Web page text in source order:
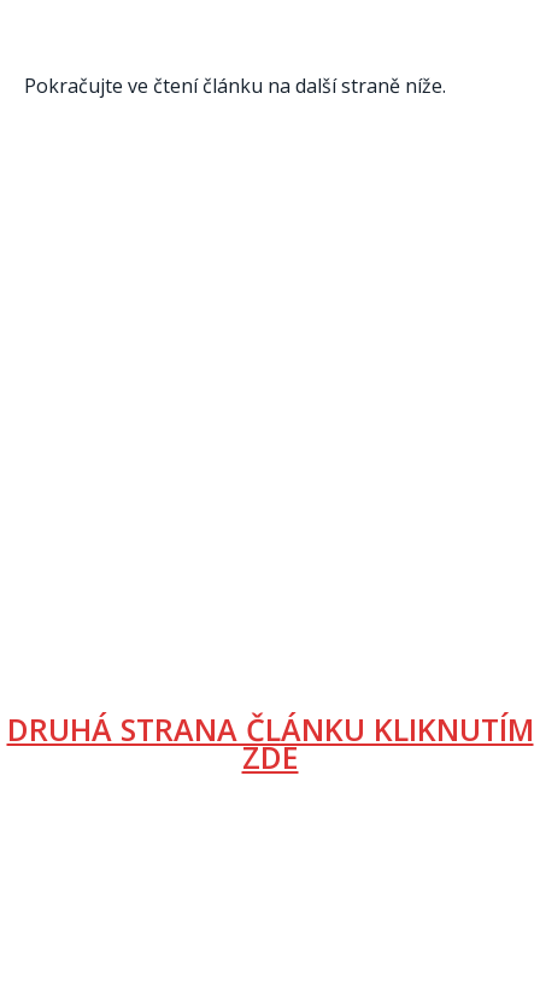
Pokračujte ve čtení článku na další straně níže.
DRUHÁ STRANA ČLÁNKU KLIKNUTÍM
ZDE